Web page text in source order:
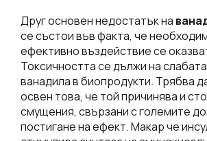
Друг основен недостатък на
се състои във факта, че
ефективно въздействие се
Токсичността се дължи на
ванадила в биопродукти. Трябва
освен това, че той причинява и
смущения, свързани с големите
постигане на ефект. Макар че